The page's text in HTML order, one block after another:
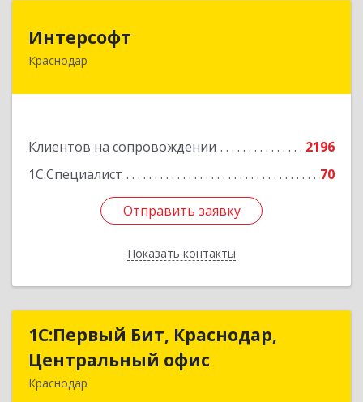
Интерсофт
Краснодар
Клиентов на сопровождении
2196
1С:Специалист
70
Отправить заявку
Показать контакты
350020, Краснодарский край, Краснодар г,
Отправить заявку
Назад
1С:Первый Бит, Краснодар,
Центральный офис
Краснодар
1С:Первый Бит, Краснодар,
Центральный офис